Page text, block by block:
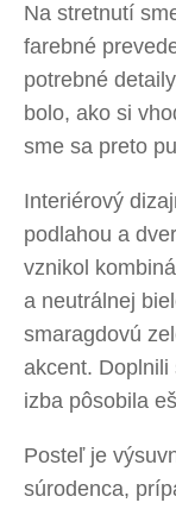
Na stretnutí
farebné
potrebné
bolo, ako si
sme sa preto
Interiérový
podlahou a
vznikol
a neutrálnej
smaragdovú
akcent.
izba pôsobila
Posteľ je
súrodenca,